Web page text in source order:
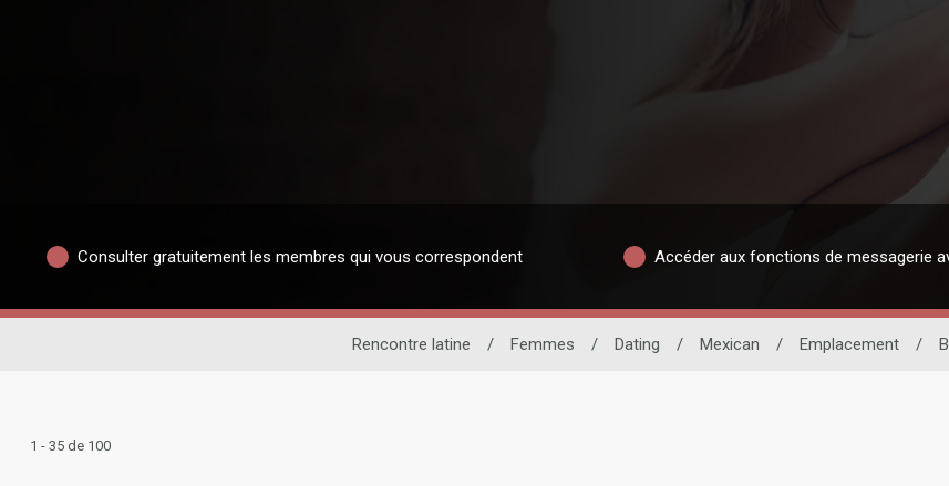
Consulter gratuitement les membres qui vous correspondent Accéder aux fonctions de messagerie
Rencontre latine / Femmes / Dating / Mexican / Emplacement /
1 - 35 de 100